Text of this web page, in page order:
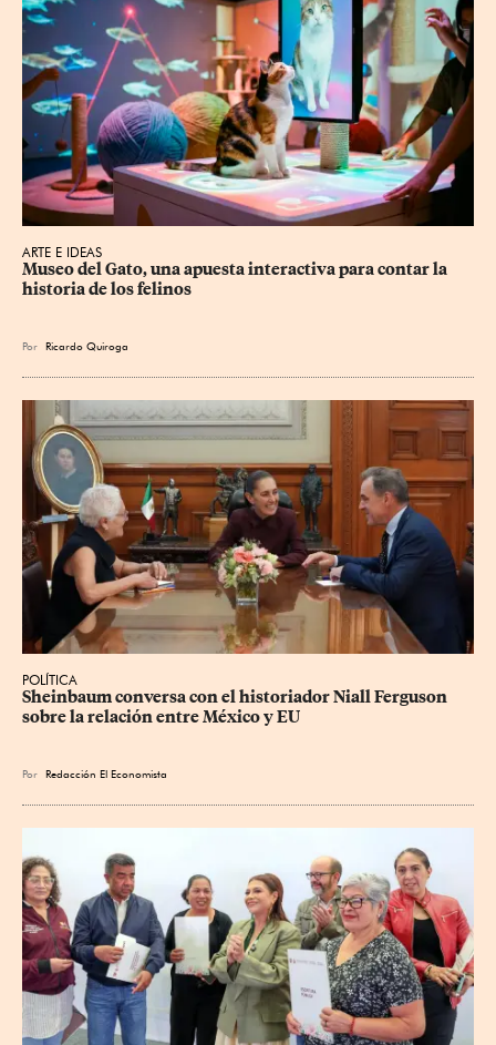
ARTE E IDEAS
Museo del Gato, una apuesta interactiva para contar la
historia de los felinos
Por Ricardo Quiroga
POLÍTICA
Sheinbaum conversa con el historiador Niall Ferguson
sobre la relación entre México y EU
Por Redacción El Economista